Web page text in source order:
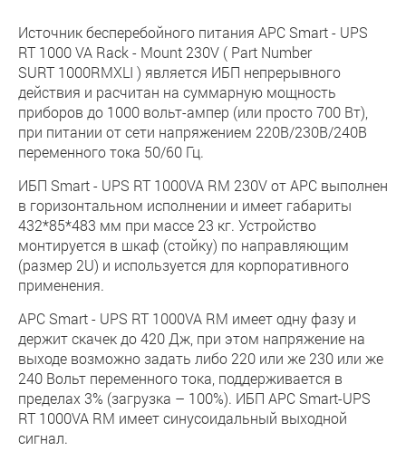
Источник бесперебойного питания APC Smart - UPS
RT 1000 VA Rack - Mount 230V ( Part Number
SURT 1000RMXLI ) является ИБП непрерывного
действия и расчитан на суммарную мощность
приборов до 1000 вольт-ампер (или просто 700 Вт),
при питании от сети напряжением 220В/230В/240В
переменного тока 50/60 Гц.
ИБП Smart - UPS RT 1000VA RM 230V от APC выполнен
в горизонтальном исполнении и имеет габариты
432*85*483 мм при массе 23 кг. Устройство
монтируется в шкаф (стойку) по направляющим
(размер 2U) и используется для корпоративного
применения.
APC Smart - UPS RT 1000VA RM имеет одну фазу и
держит скачек до 420 Дж, при этом напряжение на
выходе возможно задать либо 220 или же 230 или же
240 Вольт переменного тока, поддерживается в
пределах 3% (загрузка – 100%). ИБП APC Smart-UPS
RT 1000VA RM имеет синусоидальный выходной
сигнал.